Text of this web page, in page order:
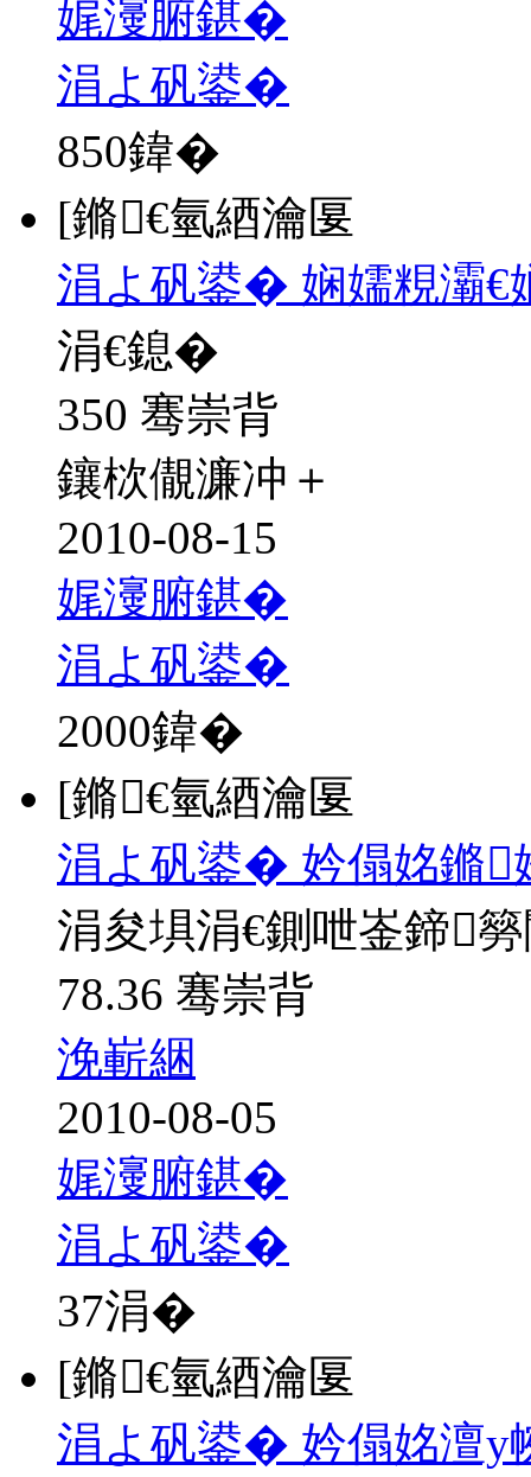
娓濅腑鍖�
涓よ矾鍙�
850鍏�
[鏅€氫綇瀹匽
涓よ矾鍙� 娴嬬粯灞
涓€鎴�
350 骞崇背
鑲栨儬濂冲＋
2010-08-15
娓濅腑鍖�
涓よ矾鍙�
2000鍏�
[鏅€氫綇瀹匽
涓よ矾鍙� 妗傝姳鏅
涓夋埧涓€鍘呭崟鍗
78.36 骞崇背
浼嶄綑
2010-08-05
娓濅腑鍖�
涓よ矾鍙�
37涓�
[鏅€氫綇瀹匽
涓よ矾鍙� 妗傝姳澶у